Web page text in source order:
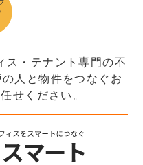
ス・テナント専門の不
人と物件をつなぐお
せください。